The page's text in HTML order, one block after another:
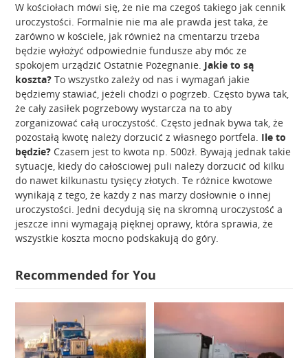
W kościołach mówi się, że nie ma czegoś takiego jak cennik
uroczystości. Formalnie nie ma ale prawda jest taka, że
zarówno w kościele, jak również na cmentarzu trzeba
będzie wyłożyć odpowiednie fundusze aby móc ze
spokojem urządzić Ostatnie Pożegnanie. Jakie to są
koszta? To wszystko zależy od nas i wymagań jakie
będziemy stawiać, jeżeli chodzi o pogrzeb. Często bywa tak,
że cały zasiłek pogrzebowy wystarcza na to aby
zorganizować całą uroczystość. Często jednak bywa tak, że
pozostałą kwotę należy dorzucić z własnego portfela. Ile to
będzie? Czasem jest to kwota np. 500zł. Bywają jednak takie
sytuacje, kiedy do całościowej puli należy dorzucić od kilku
do nawet kilkunastu tysięcy złotych. Te różnice kwotowe
wynikają z tego, że każdy z nas marzy dosłownie o innej
uroczystości. Jedni decydują się na skromną uroczystość a
jeszcze inni wymagają pięknej oprawy, która sprawia, że
wszystkie koszta mocno podskakują do góry.
Recommended for You